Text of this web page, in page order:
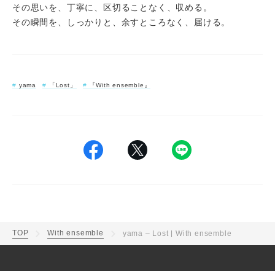
その思いを、丁寧に、区切ることなく、収める。
その瞬間を、しっかりと、余すところなく、届ける。
yama 「Lost」 『With ensemble』
TOP With ensemble yama – Lost | With ensemble